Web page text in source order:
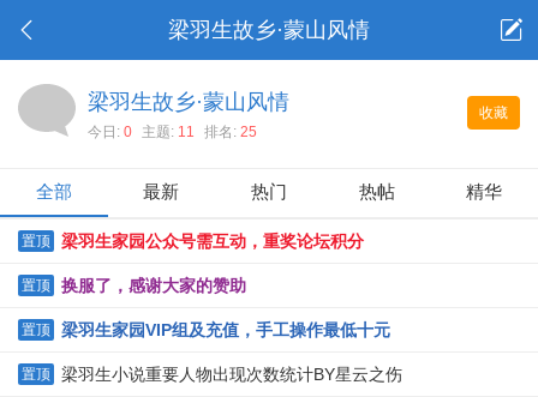
梁羽生故乡·蒙山风情
收藏
梁羽生故乡·蒙山风情
今日: 0 主题: 11 排名: 25
全部 最新 热门 热帖 精华
置顶 梁羽生家园公众号需互动，重奖论坛积分
置顶 换服了，感谢大家的赞助
置顶 梁羽生家园VIP组及充值，手工操作最低十元
置顶 梁羽生小说重要人物出现次数统计BY星云之伤